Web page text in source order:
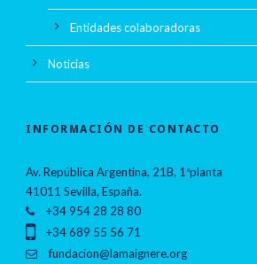
Entidades colaboradoras
Noticias
INFORMACIÓN DE CONTACTO
Av. República Argentina, 21B, 1ªplanta
41011 Sevilla, España.
+34 954 28 28 80
+34 689 55 56 71
fundacion@lamaignere.org